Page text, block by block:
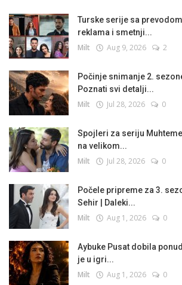
Turske serije sa
reklama i smetnji...
Milt Aug 9, 2026 2
Počinje snimanje 2.
Poznati svi detalji...
Milt Jul 28, 2026 0
Spojleri za seriju
na velikom...
Milt Jul 28, 2026 0
Počele pripreme za 3.
Sehir | Daleki...
Milt Aug 1, 2026 0
Aybuke Pusat dobila
je u igri...
Milt Aug 1, 2026 0